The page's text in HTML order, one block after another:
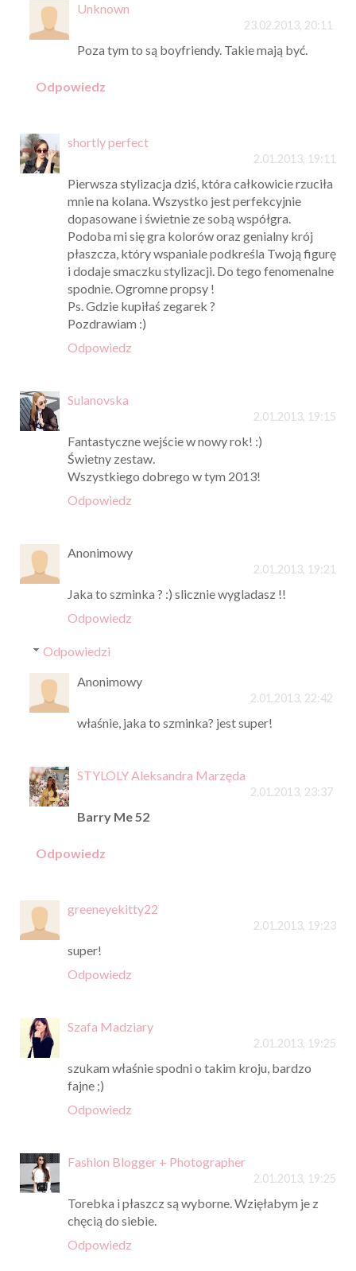
Unknown
23.02.2013, 20:11
Poza tym to są boyfriendy. Takie mają być.
Odpowiedz
shortly perfect
2.01.2013, 19:11
Pierwsza stylizacja dziś, która całkowicie rzuciła
mnie na kolana. Wszystko jest perfekcyjnie
dopasowane i świetnie ze sobą współgra.
Podoba mi się gra kolorów oraz genialny krój
płaszcza, który wspaniale podkreśla Twoją figurę
i dodaje smaczku stylizacji. Do tego fenomenalne
spodnie. Ogromne propsy !
Ps. Gdzie kupiłaś zegarek ?
Pozdrawiam :)
Odpowiedz
Sulanovska
2.01.2013, 19:15
Fantastyczne wejście w nowy rok! :)
Świetny zestaw.
Wszystkiego dobrego w tym 2013!
Odpowiedz
Anonimowy
2.01.2013, 19:21
Jaka to szminka ? :) slicznie wygladasz !!
Odpowiedz
Odpowiedzi
Anonimowy
2.01.2013, 22:42
właśnie, jaka to szminka? jest super!
STYLOLY Aleksandra Marzęda
2.01.2013, 23:37
Barry Me 52
Odpowiedz
greeneyekitty22
2.01.2013, 19:23
super!
Odpowiedz
Szafa Madziary
2.01.2013, 19:25
szukam właśnie spodni o takim kroju, bardzo
fajne ;)
Odpowiedz
Fashion Blogger + Photographer
2.01.2013, 19:25
Torebka i płaszcz są wyborne. Wzięłabym je z
chęcią do siebie.
Odpowiedz